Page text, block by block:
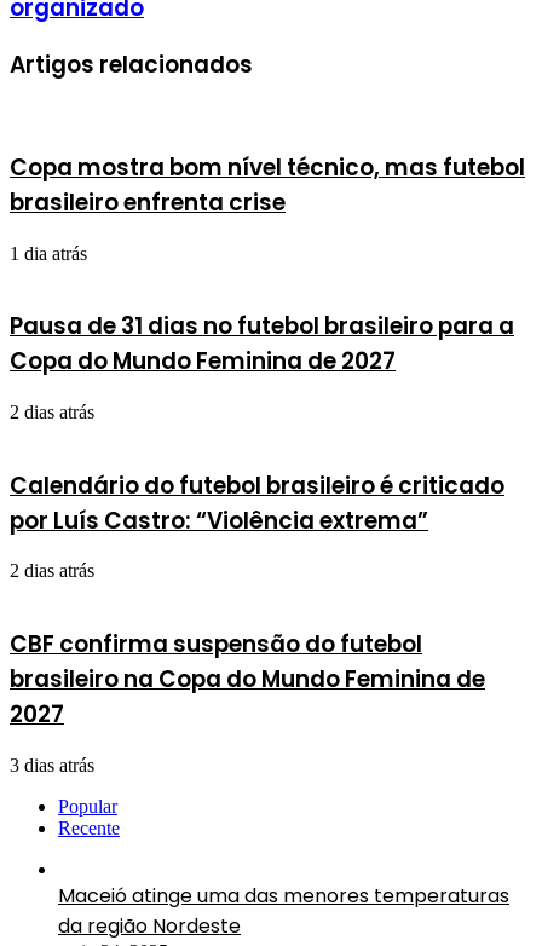
organizado
Artigos relacionados
Copa mostra bom nível técnico, mas futebol
brasileiro enfrenta crise
1 dia atrás
Pausa de 31 dias no futebol brasileiro para a
Copa do Mundo Feminina de 2027
2 dias atrás
Calendário do futebol brasileiro é criticado
por Luís Castro: “Violência extrema”
2 dias atrás
CBF confirma suspensão do futebol
brasileiro na Copa do Mundo Feminina de
2027
3 dias atrás
Popular
Recente
Maceió atinge uma das menores temperaturas
da região Nordeste